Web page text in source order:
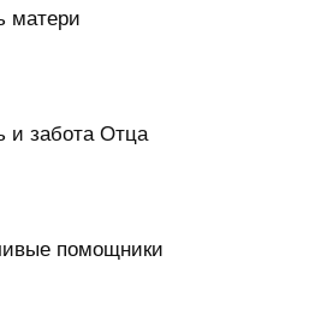
матери
и забота Отца
помощники